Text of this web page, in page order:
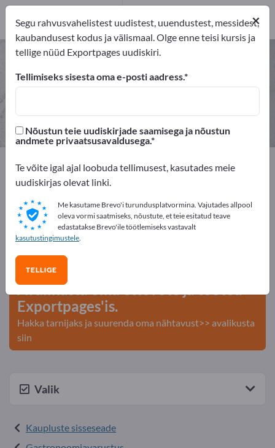
Kassasüsteemid – leidke tootjaid
ja tarnijaid
3
Tootja
Exportpages
Ettevõtte seadmed / Institutsionaalne sisustus
Kaupluste sisseseade
Reklaamige tasuta Exportpages'is!
Vajadused – Pakkumised – Kasutatud kaubad –
Ärikontaktid >> alustage siit
Avalikusta oma ettevõte ja tooted
Exportpages'is.
Hakka tarnijaks ja suurenda oma nähtavust>> avalikusta
siin
Valik
Kaupluste sisseseade
×
Segu rahvusvahelistest uudistest, uuendustest, messidest,
kaubandusest kodus ja välismaal. Olge enne teisi kursis ja
tellige nüüd Exportpages uudiskiri.
Tellimiseks sisesta oma e-posti aadress.
Nõustun teie uudiskirjade saamisega ja nõustun
andmete privaatsusavaldusega.
Te võite igal ajal loobuda tellimusest, kasutades meie
uudiskirjas olevat linki.
Me kasutame Brevo'i turundusplatvormina. Vajutades allpool
oleva vormi saatmiseks, nõustute, et teie esitatud teave
edastatakse Brevo'ile töötlemiseks vastavalt
kasutustingimustele.
TELLIGE